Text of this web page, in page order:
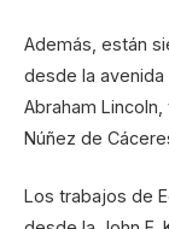
Además, están
desde la avenida
Abraham
Núñez de
Los trabajos de